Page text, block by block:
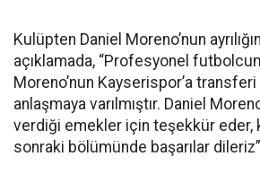
Kulüpten Daniel Moreno’nun
açıklamada, “Profesyonel
Moreno’nun Kayserispor’a
anlaşmaya varılmıştır. Daniel
verdiği emekler için teşekkür eder,
sonraki bölümünde başarılar